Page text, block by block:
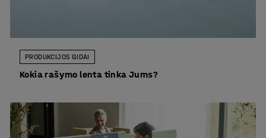
PRODUKCIJOS GIDAI
Kokia rašymo lenta tinka Jums?